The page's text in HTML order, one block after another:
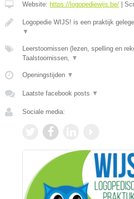
Website: https://logopediewijs.be/
Logopedie WIJS! is een praktijk
▼
Leerstoornissen (lezen, spelling en
Taalstoornissen, ▼
Openingstijden ▼
Laatste facebook posts ▼
Sociale media: